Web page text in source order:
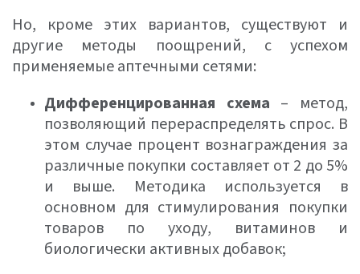
Но, кроме этих вариантов, существуют и
другие методы поощрений, с успехом
применяемые аптечными сетями:
Дифференцированная схема – метод,
позволяющий перераспределять спрос. В
этом случае процент вознаграждения за
различные покупки составляет от 2 до 5%
и выше. Методика используется в
основном для стимулирования покупки
товаров по уходу, витаминов и
биологически активных добавок;